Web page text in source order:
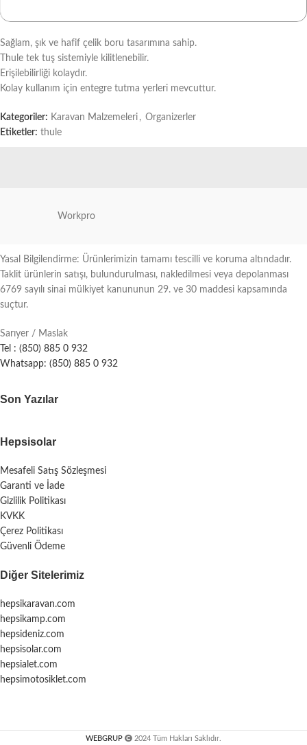
Sağlam, şık ve hafif çelik boru tasarımına sahip.
Thule tek tuş sistemiyle kilitlenebilir.
Erişilebilirliği kolaydır.
Kolay kullanım için entegre tutma yerleri mevcuttur.
Kategoriler: Karavan Malzemeleri , Organizerler
Etiketler: thule
Workpro
Yasal Bilgilendirme: Ürünlerimizin tamamı tescilli ve koruma altındadır.
Taklit ürünlerin satışı, bulundurulması, nakledilmesi veya depolanması
6769 sayılı sinai mülkiyet kanununun 29. ve 30 maddesi kapsamında
suçtur.
Sarıyer / Maslak
Tel : (850) 885 0 932
Whatsapp: (850) 885 0 932
Son Yazılar
Hepsisolar
Mesafeli Satış Sözleşmesi
Garanti ve İade
Gizlilik Politikası
KVKK
Çerez Politikası
Güvenli Ödeme
Diğer Sitelerimiz
hepsikaravan.com
hepsikamp.com
hepsideniz.com
hepsisolar.com
hepsialet.com
hepsimotosiklet.com
WEBGRUP 2024 Tüm Hakları Saklıdır.